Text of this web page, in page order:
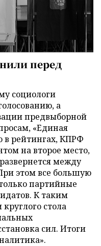
перед
социологи
а
предвыборной
«Единая
в рейтингах, КПРФ
на второе место,
между
этом все большую
партийные
К таким
стола
сил. Итоги